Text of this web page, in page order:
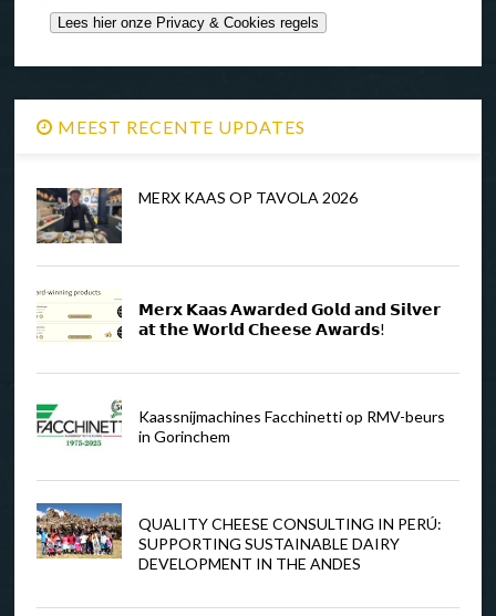
MEEST RECENTE UPDATES
MERX KAAS OP TAVOLA 2026
𝗠𝗲𝗿𝘅 𝗞𝗮𝗮𝘀 𝗔𝘄𝗮𝗿𝗱𝗲𝗱 𝗚𝗼𝗹𝗱 𝗮𝗻𝗱 𝗦𝗶𝗹𝘃𝗲𝗿
𝗮𝘁 𝘁𝗵𝗲 𝗪𝗼𝗿𝗹𝗱 𝗖𝗵𝗲𝗲𝘀𝗲 𝗔𝘄𝗮𝗿𝗱𝘀!
Kaassnijmachines Facchinetti op RMV-beurs
in Gorinchem
QUALITY CHEESE CONSULTING IN PERÚ:
SUPPORTING SUSTAINABLE DAIRY
DEVELOPMENT IN THE ANDES